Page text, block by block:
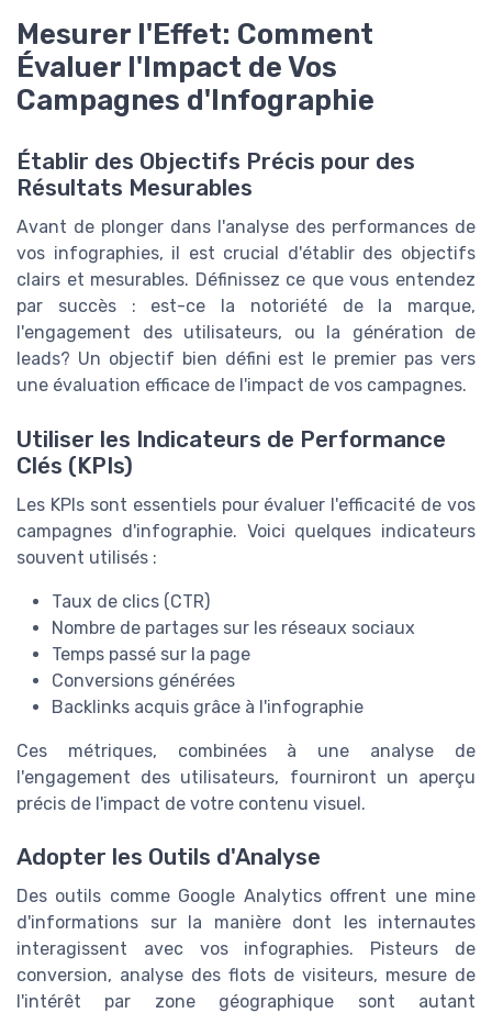
Mesurer l'Effet: Comment
Évaluer l'Impact de Vos
Campagnes d'Infographie
Établir des Objectifs Précis pour des
Résultats Mesurables
Avant de plonger dans l'analyse des performances de
vos infographies, il est crucial d'établir des objectifs
clairs et mesurables. Définissez ce que vous entendez
par succès : est-ce la notoriété de la marque,
l'engagement des utilisateurs, ou la génération de
leads? Un objectif bien défini est le premier pas vers
une évaluation efficace de l'impact de vos campagnes.
Utiliser les Indicateurs de Performance
Clés (KPIs)
Les KPIs sont essentiels pour évaluer l'efficacité de vos
campagnes d'infographie. Voici quelques indicateurs
souvent utilisés :
Taux de clics (CTR)
Nombre de partages sur les réseaux sociaux
Temps passé sur la page
Conversions générées
Backlinks acquis grâce à l'infographie
Ces métriques, combinées à une analyse de
l'engagement des utilisateurs, fourniront un aperçu
précis de l'impact de votre contenu visuel.
Adopter les Outils d'Analyse
Des outils comme Google Analytics offrent une mine
d'informations sur la manière dont les internautes
interagissent avec vos infographies. Pisteurs de
conversion, analyse des flots de visiteurs, mesure de
l'intérêt par zone géographique sont autant